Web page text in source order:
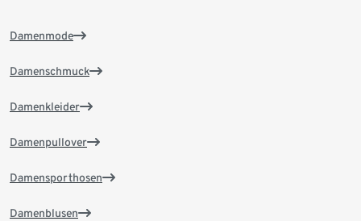
Damenmode
Damenschmuck
Damenkleider
Damenpullover
Damensporthosen
Damenblusen